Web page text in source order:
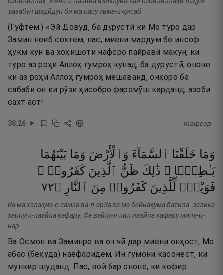
ъазабун шадӣдун би ма насу явма-л-ҳисаб.
(Гуфтем:) «Эй Довуд, ба дурустӣ ки Мо туро дар
Замин ноиб сохтем, пас, миёни мардум бо инсоф
ҳукм кун ва хоҳишоти нафсро пайравӣ макун, ки
туро аз роҳи Аллоҳ гумроҳ кунад, ба дурустӣ, ононе
ки аз роҳи Аллоҳ гумроҳ мешаванд, онҳоро ба
сабаби он ки рӯзи ҳисобро фаромӯш карданд, азоби
сахт аст!
38:26 тафсир
وَمَا خَلَقْنَا ٱلسَّمَآءَ وَٱلْأَرْضَ وَمَا بَيْنَهُمَا
بَـٰطِلًۭا ۚ ذَٰلِكَ ظَنُّ ٱلَّذِينَ كَفَرُوا۟ ۚ
فَوَيْلٌۭ لِّلَّذِينَ كَفَرُوا۟ مِنَ ٱلنَّارِ ۝٢٧
Ва ма халақна-с-самаа ва-л-арЗа ва ма байнаҳума батила. залика
занну-л-лазӣна кафару. Фа вайлу-л лил лазӣна кафару мина-н-
нар.
Ва Осмон ва Заминро ва он чӣ дар миёни онҳост, Мо
абас (беҳуда) наёфаридем. Ин гумони касонест, ки
мункир шуданд. Пас, вой бар ононе, ки кофир